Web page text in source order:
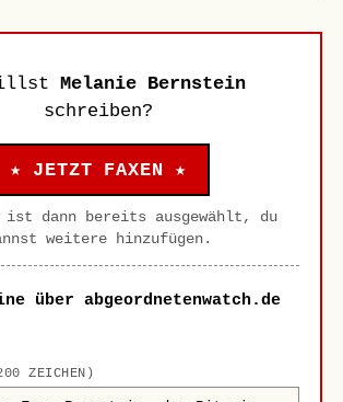
Melanie Bernstein
schreiben?
★ JETZT FAXEN ★
ist dann bereits ausgewählt, du
weitere hinzufügen.
über abgeordnetenwatch.de
ZEICHEN)